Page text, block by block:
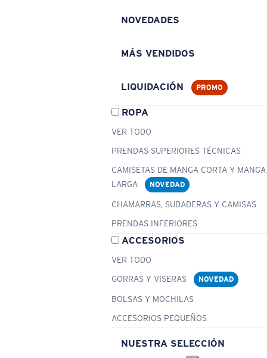
NOVEDADES
MÁS VENDIDOS
LIQUIDACIÓN PROMO
ROPA
VER TODO
PRENDAS SUPERIORES TÉCNICAS
CAMISETAS DE MANGA CORTA Y MANGA
LARGA
NOVEDAD
CHAMARRAS, SUDADERAS Y CAMISAS
PRENDAS INFERIORES
ACCESORIOS
VER TODO
GORRAS Y VISERAS
NOVEDAD
BOLSAS Y MOCHILAS
ACCESORIOS PEQUEÑOS
NUESTRA SELECCIÓN